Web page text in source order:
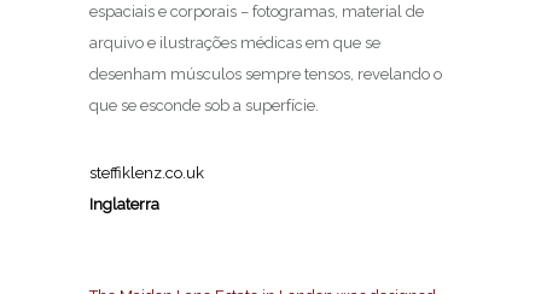
espaciais e corporais – fotogramas, material de
arquivo e ilustrações médicas em que se
desenham músculos sempre tensos, revelando o
que se esconde sob a superfície.
steffiklenz.co.uk
Inglaterra